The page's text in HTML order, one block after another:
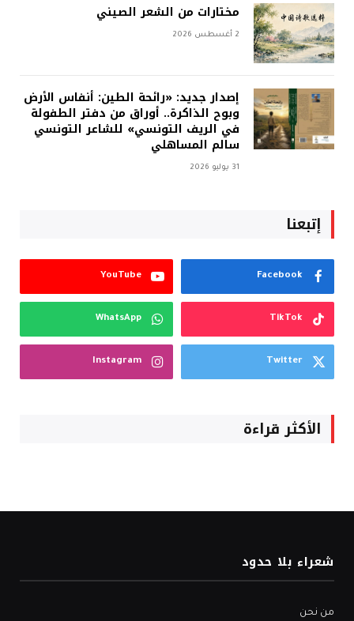
مختارات من الشعر الصيني
2 أغسطس 2026
إصدار جديد: «رائحة الطين: أنفاس الأرض
وبوح الذاكرة.. أوراق من دفتر الطفولة
في الريف التونسي» للشاعر التونسي
سالم المساهلي
31 يوليو 2026
إتبعنا
Facebook
YouTube
TikTok
WhatsApp
Twitter
Instagram
الأكثر قراءة
شعراء بلا حدود
من نحن